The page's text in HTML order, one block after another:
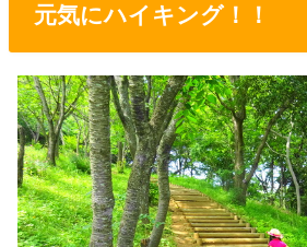
元気にハイキング！！